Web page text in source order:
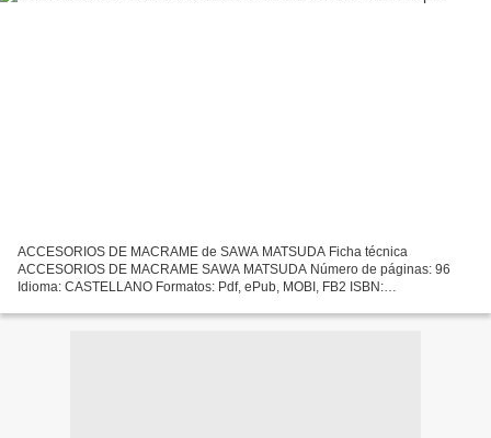
ACCESORIOS DE MACRAME de SAWA MATSUDA Ficha técnica
ACCESORIOS DE MACRAME SAWA MATSUDA Número de páginas: 96
Idioma: CASTELLANO Formatos: Pdf, ePub, MOBI, FB2 ISBN:
eBook gratis Libros...